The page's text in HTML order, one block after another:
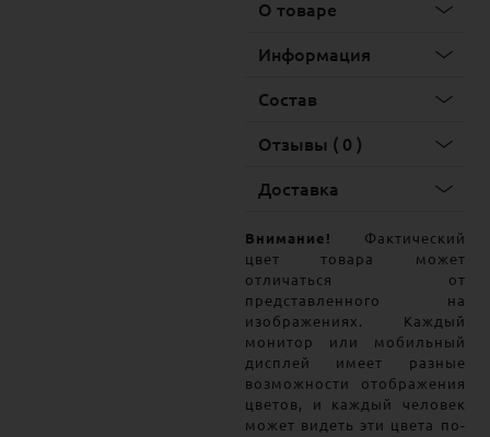
О товаре
Информация
Состав
Отзывы ( 0 )
Доставка
Внимание!
Фактический
цвет товара может
отличаться от
представленного на
изображениях. Каждый
монитор или мобильный
дисплей имеет разные
возможности отображения
цветов, и каждый человек
может видеть эти цвета по-